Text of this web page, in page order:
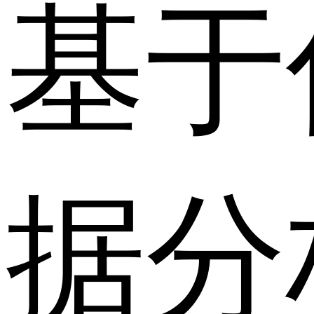
基
据